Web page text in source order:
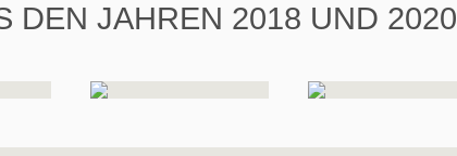
DEN JAHREN 2018 UND 2020